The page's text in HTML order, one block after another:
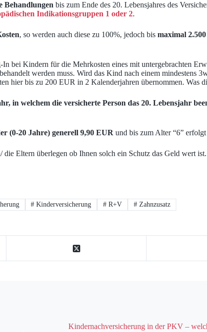
Behandlungen bis zum Ende des 20. Lebensjahres des
Indikationsgruppen 1 oder 2.
, so werden auch diese zu 100%, jedoch bis maximal
In bei Kindern für die Mehrkosten eines mit untergebrachten
werden muss. Wird das Kind nach einem
hier bis zu 200 EUR in 2 Kalenderjahren übernommen. Was
in welchem die versicherte Person das 20. Lebensjahr
(0-20 Jahre) generell 9,90 EUR und bis zum Alter “6”
die Eltern überlegen ob Ihnen solch ein Schutz das Geld wert
# Kinderversicherung # R+V # Zahnzusatz
Kindernachversicherung in der PKV –